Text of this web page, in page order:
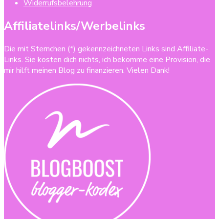
Widerrufsbelehrung
Affiliatelinks/Werbelinks
Die mit Sternchen (*) gekennzeichneten Links sind Affiliate-
Links. Sie kosten dich nichts, ich bekomme eine Provision, die
mir hilft meinen Blog zu finanzieren. Vielen Dank!